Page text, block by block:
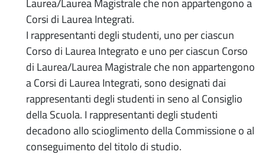
Corsi di Laurea Integrati.
I rappresentanti degli studenti, uno per ciascun
Corso di Laurea Integrato e uno per ciascun Corso
di Laurea/Laurea Magistrale che non appartengono
a Corsi di Laurea Integrati, sono designati dai
rappresentanti degli studenti in seno al Consiglio
della Scuola. I rappresentanti degli studenti
decadono allo scioglimento della Commissione o al
conseguimento del titolo di studio.